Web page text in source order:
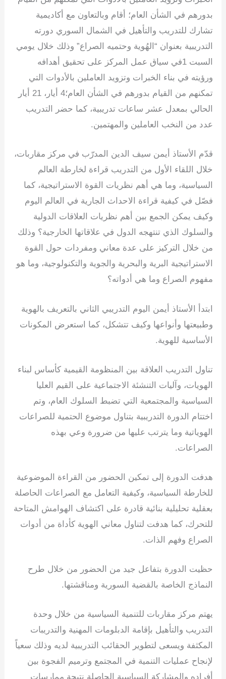
e
b
o
o
k
er
s
A
p
p
gr
a
m
e
dI
n
e
بدورهم في الشأن العام؛ أقام وبالتعاون مع أكاديمية
تشارك للتدريب والتأهيل في الشمال السوري دورته
التدريبية بعنوان “الهُوية وحتميه الصراع” وذلك خلال يومي
السبت 1في سياق عمل المركز على تحقيق أهدافه
ورؤيته في بناء الخبرات وتزويد العاملين بالأدوات التي
تمكنهم من القيام بدورهم في الشأن العام؛4 أيار، 21 أيار
الحالي بمعدل عشر ساعات تدريبية، كما حضر التدريب
عدد من النخب العاملين والمهتمين.
قدّم الأستاذ أيمن سيف الدين المدرّب في مركز مقاربات،
خلال اللقاء الأول من التدريب قراءة لخارطة العالم
السياسية، وما هي أهم نظريات القوة الاستراتيجية، كما
فصّل في كيفية قراءة الاحداث الجارية في العالم اليوم
وكيف يمكن الجمع بين أهم نظريات العلاقات الدولية
والسلوك الذي تنتهجه الدول في علاقاتها الخارجية؟ وذلك
من خلال التركيز على عدة معاني ومفردات حول القوة
الاستراتيجية البرية والبحرية والجوية والتكنولوجية، وما هو
مفهوم الصراع وما هي أدواته؟
ابتدأ الأستاذ أيمن اليوم التدريبي الثاني بالتعريف بالهوية
وطبيعتها وأنواعها وكيف تتشكل، كما استعرض المكونات
الأساسية للهوية.
تناول التدريب العلاقة بين المنظومة القيمية كأساس لبناء
الهويات، وآليات التنشئة الاجتماعية على القيم العليا
السياسية والمجتمعية التي تضبط السلوك العام، وتم
اختتام الدورة التدريبية بتناول موضوع الحتمية للصراعات
الهوياتية وما يترتب عليها من ضرورة وعي بهذه
الصراعات.
هدفت الدورة إلى تمكين الحضور من القراءة الموضوعية
للخارطة السياسية، وكيفية التعامل مع الصراعات الحاصلة
بعقلية تحليلية بنائية قادرة على اكتشاف الهوامش المتاحة
للتحرك، كما هدفت لتناول معاني الهوية كأداة من أدوات
الصراع وفهم الذات.
حظيت الدورة بتفاعل جيد من الحضور من خلال طرح
النماذج الخاصة بالقضية السورية ومناقشتها.
يهتم مركز مقاربات للتنمية السياسية من خلال وحدة
التدريب والتأهيل بإقامة الدبلومات المهنية والتدريبات
المكثفة ويسعى لتطوير الحقائب التدريبية لديه وذلك سعياً
لإنجاح عمليات التنمية في المجتمع وترميم الفجوة بين
أفراده والمشاركة السياسية الحاصلة نتيجة ممارسات